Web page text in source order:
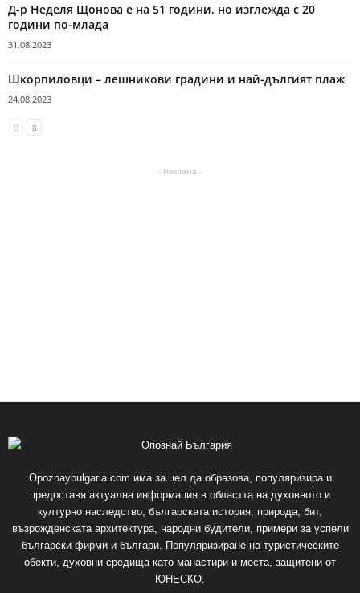
Д-р Неделя Щонова е на 51 години, но изглежда с 20
години по-млада
31.08.2023
Шкорпиловци – лешникови градини и най-дългият плаж
24.08.2023
- Реклама -
Opoznaybulgaria.com има за цел да образова, популяризира и
предоставя актуална информация в областта на духовното и
културно наследство, българската история, природа, бит,
възрожденската архитектура, народни будители, примери за успели
български фирми и българи. Популяризиране на туристическите
обекти, духовни средища като манастири и места, защитени от
ЮНЕСКО.